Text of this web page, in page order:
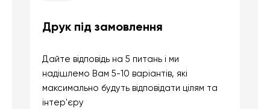
Друк під замовлення
Дайте відповідь на 5 питань і ми
надішлемо Вам 5-10 варіантів, які
максимально будуть відповідати цілям та
інтер'єру